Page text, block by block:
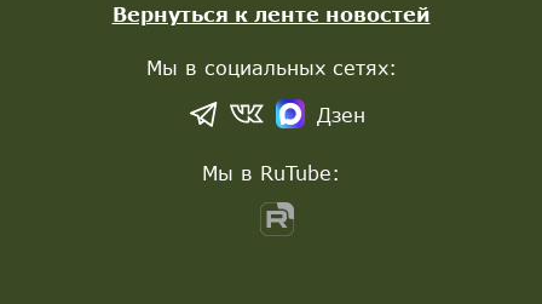
Вернуться к ленте новостей
Мы в социальных сетях:
Дзен
Мы в RuTube: